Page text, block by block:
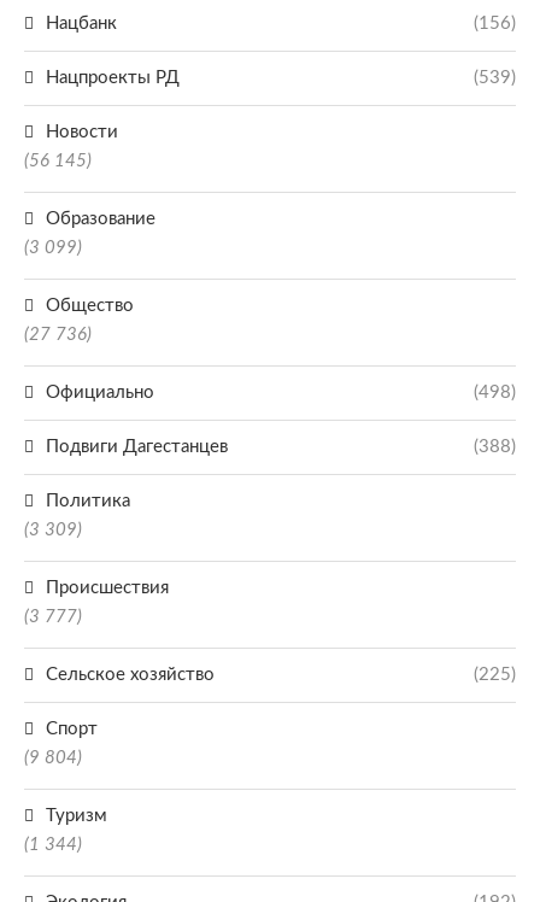
Нацбанк (156)
Нацпроекты РД (539)
Новости
(56 145)
Образование
(3 099)
Общество
(27 736)
Официально (498)
Подвиги Дагестанцев (388)
Политика
(3 309)
Происшествия
(3 777)
Сельское хозяйство (225)
Спорт
(9 804)
Туризм
(1 344)